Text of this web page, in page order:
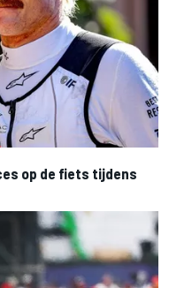
op de fiets tijdens